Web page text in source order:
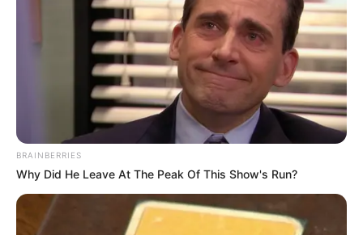
BRAINBERRIES
Why Did He Leave At The Peak Of This Show's Run?